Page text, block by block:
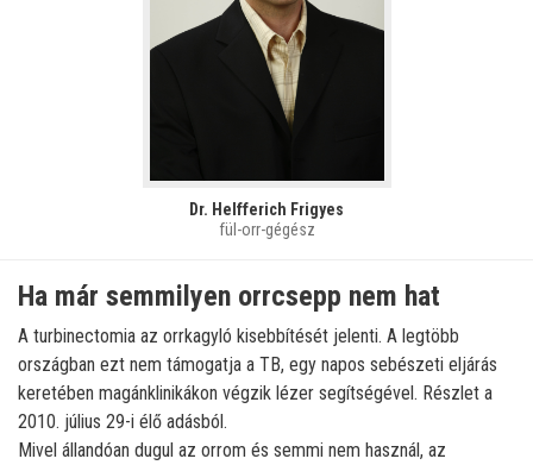
Dr. Helfferich Frigyes
fül-orr-gégész
Ha már semmilyen orrcsepp nem hat
A turbinectomia az orrkagyló kisebbítését jelenti. A legtöbb
országban ezt nem támogatja a TB, egy napos sebészeti eljárás
keretében magánklinikákon végzik lézer segítségével. Részlet a
2010. július 29-i élő adásból.
Mivel állandóan dugul az orrom és semmi nem használ, az